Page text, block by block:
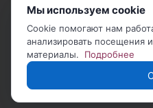
Мы используем cookie
Cookie помогают нам
анализировать посещения
материалы.
Подробнее